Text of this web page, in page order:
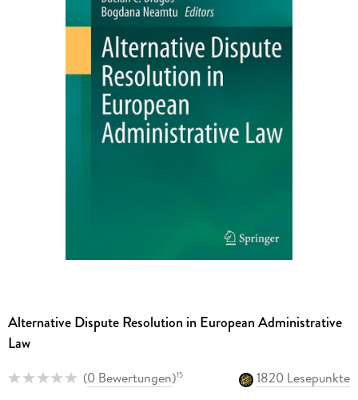
Alternative Dispute Resolution in European Administrative
Law
(0 Bewertungen)15
1820 Lesepunkte